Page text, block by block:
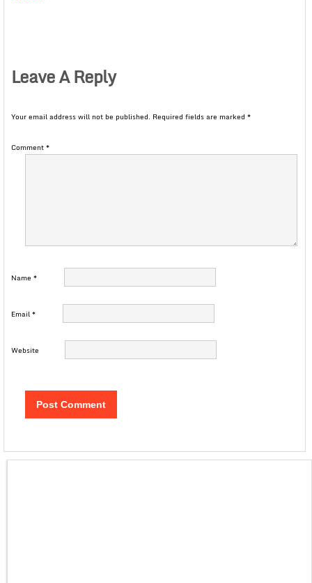
Leave A Reply
Your email address will not be published. Required fields are marked *
Comment*
Name *
Email*
Website